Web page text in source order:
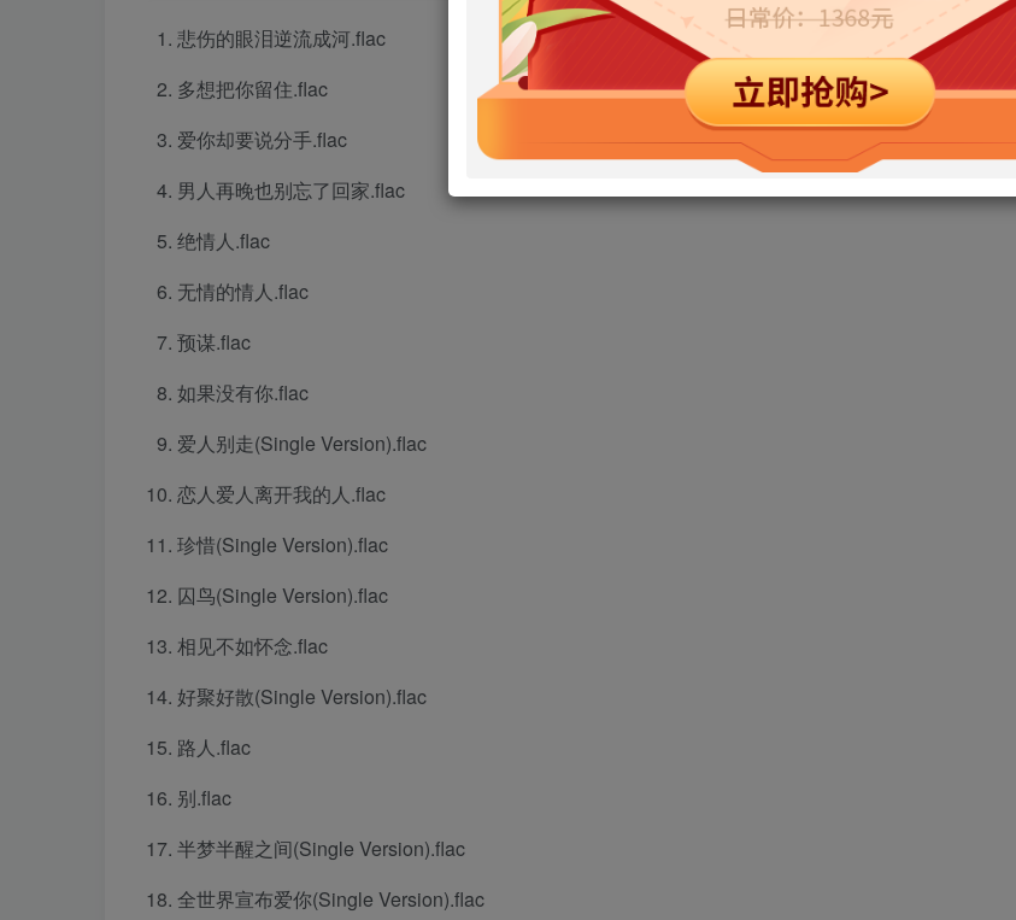
悲伤的眼泪逆流成河.flac
多想把你留住.flac
爱你却要说分手.flac
男人再晚也别忘了回家.flac
绝情人.flac
无情的情人.flac
预谋.flac
如果没有你.flac
爱人别走(Single Version).flac
恋人爱人离开我的人.flac
珍惜(Single Version).flac
囚鸟(Single Version).flac
相见不如怀念.flac
好聚好散(Single Version).flac
路人.flac
别.flac
半梦半醒之间(Single Version).flac
全世界宣布爱你(Single Version).flac